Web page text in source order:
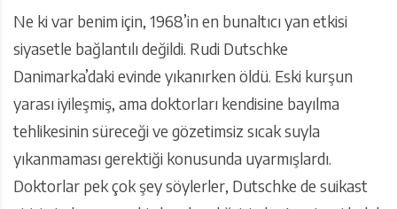
Ne ki var benim için, 1968’in en bunaltıcı yan etkisi
siyasetle bağlantılı değildi. Rudi Dutschke
Danimarka’daki evinde yıkanırken öldü. Eski kurşun
yarası iyileşmiş, ama doktorları kendisine bayılma
tehlikesinin süreceği ve gözetimsiz sıcak suyla
yıkanmaması gerektiği konusunda uyarmışlardı.
Doktorlar pek çok şey söylerler, Dutschke de suikast